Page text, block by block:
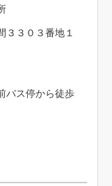
３３０３番地１
バス停から徒歩